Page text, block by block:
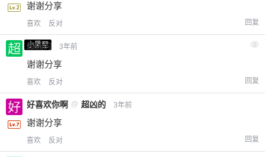
谢谢分享
喜欢 反对 回复
小黑屋
超凶的 3年前 2
谢谢分享
喜欢 反对 回复
好喜欢你啊 @ 超凶的 3年前
谢谢分享
喜欢 反对 回复